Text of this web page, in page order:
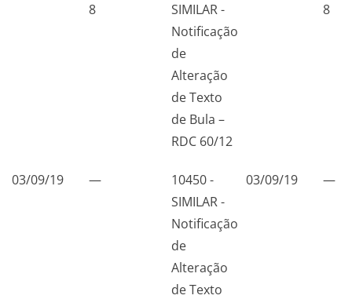
8
SIMILAR -
Notificação
de
Alteração
de Texto
de Bula –
RDC 60/12
8
03/09/19 —
10450 -
SIMILAR -
Notificação
de
Alteração
de Texto
03/09/19 —